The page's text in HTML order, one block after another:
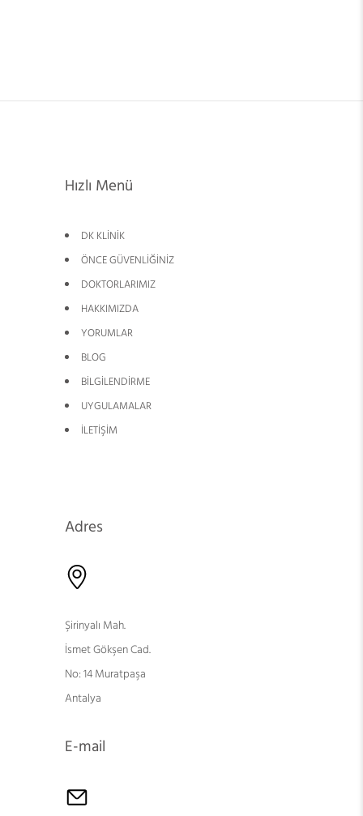
Hızlı Menü
DK KLİNİK
ÖNCE GÜVENLİĞİNİZ
DOKTORLARIMIZ
HAKKIMIZDA
YORUMLAR
BLOG
BİLGİLENDİRME
UYGULAMALAR
İLETİŞİM
Adres
Şirinyalı Mah.
İsmet Gökşen Cad.
No: 14 Muratpaşa
Antalya
E-mail